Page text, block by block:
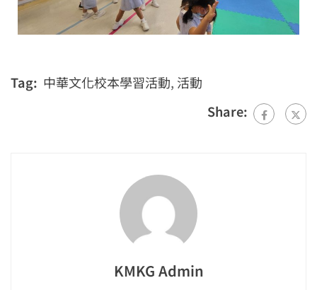
Tag: 中華文化校本學習活動, 活動
Share:
KMKG Admin